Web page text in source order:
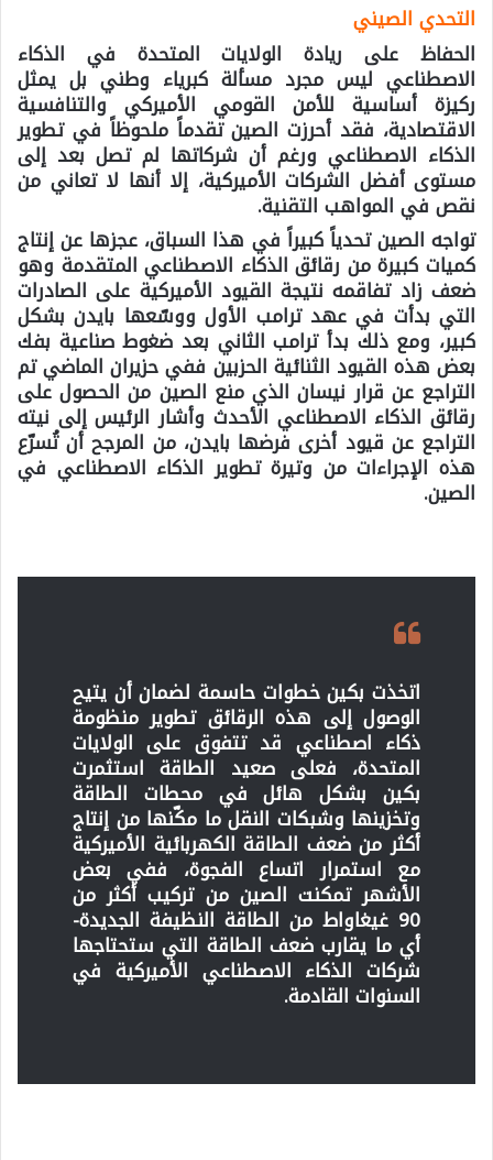
التحدي الصيني
الحفاظ على ريادة الولايات المتحدة في الذكاء
الاصطناعي ليس مجرد مسألة كبرياء وطني بل يمثل
ركيزة أساسية للأمن القومي الأميركي والتنافسية
الاقتصادية، فقد أحرزت الصين تقدماً ملحوظاً في تطوير
الذكاء الاصطناعي ورغم أن شركاتها لم تصل بعد إلى
مستوى أفضل الشركات الأميركية، إلا أنها لا تعاني من
نقص في المواهب التقنية.
تواجه الصين تحدياً كبيراً في هذا السباق، عجزها عن إنتاج
كميات كبيرة من رقائق الذكاء الاصطناعي المتقدمة وهو
ضعف زاد تفاقمه نتيجة القيود الأميركية على الصادرات
التي بدأت في عهد ترامب الأول ووسّعها بايدن بشكل
كبير، ومع ذلك بدأ ترامب الثاني بعد ضغوط صناعية بفك
بعض هذه القيود الثنائية الحزبين ففي حزيران الماضي تم
التراجع عن قرار نيسان الذي منع الصين من الحصول على
رقائق الذكاء الاصطناعي الأحدث وأشار الرئيس إلى نيته
التراجع عن قيود أخرى فرضها بايدن، من المرجح أن تُسرّع
هذه الإجراءات من وتيرة تطوير الذكاء الاصطناعي في
الصين.
اتخذت بكين خطوات حاسمة لضمان أن يتيح
الوصول إلى هذه الرقائق تطوير منظومة
ذكاء اصطناعي قد تتفوق على الولايات
المتحدة، فعلى صعيد الطاقة استثمرت
بكين بشكل هائل في محطات الطاقة
وتخزينها وشبكات النقل ما مكّنها من إنتاج
أكثر من ضعف الطاقة الكهربائية الأميركية
مع استمرار اتساع الفجوة، ففي بعض
الأشهر تمكنت الصين من تركيب أكثر من
90 غيغاواط من الطاقة النظيفة الجديدة-
أي ما يقارب ضعف الطاقة التي ستحتاجها
شركات الذكاء الاصطناعي الأميركية في
السنوات القادمة.